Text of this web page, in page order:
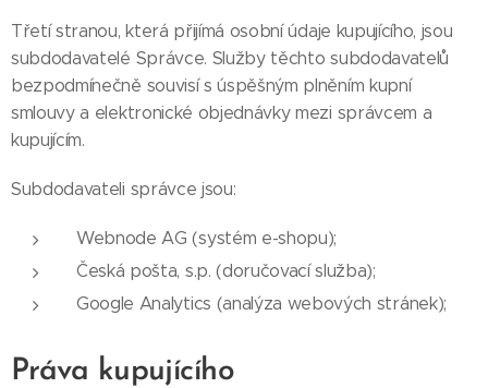
Třetí stranou, která přijímá osobní údaje kupujícího, jsou
subdodavatelé Správce. Služby těchto subdodavatelů
bezpodmínečně souvisí s úspěšným plněním kupní
smlouvy a elektronické objednávky mezi správcem a
kupujícím.
Subdodavateli správce jsou:
Webnode AG (systém e-shopu);
Česká pošta, s.p. (doručovací služba);
Google Analytics (analýza webových stránek);
Práva kupujícího